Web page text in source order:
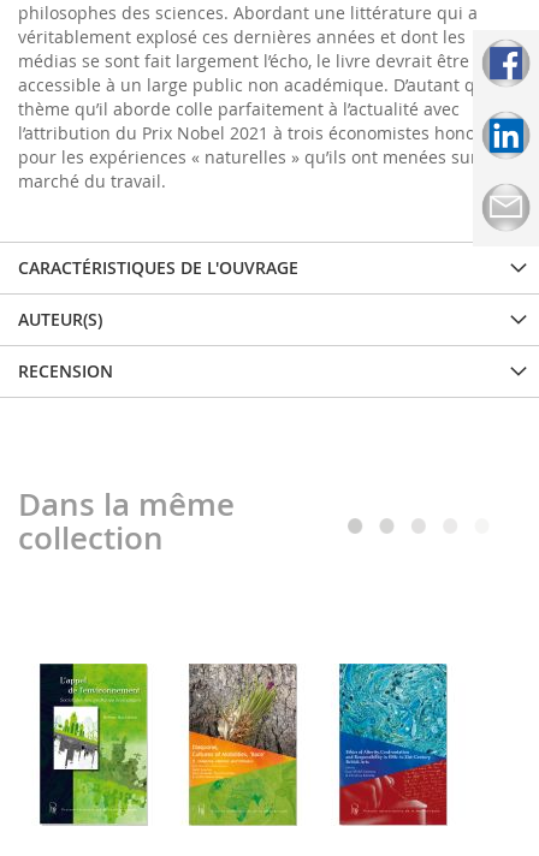
philosophes des sciences. Abordant une littérature qui a
véritablement explosé ces dernières années et dont les
médias se sont fait largement l’écho, le livre devrait être aussi
accessible à un large public non académique. D’autant que le
thème qu’il aborde colle parfaitement à l’actualité avec
l’attribution du Prix Nobel 2021 à trois économistes honorés
pour les expériences « naturelles » qu’ils ont menées sur le
marché du travail.
CARACTÉRISTIQUES DE L'OUVRAGE
AUTEUR(S)
RECENSION
Dans la même
collection